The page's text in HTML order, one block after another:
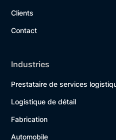
Clients
Contact
Industries
Prestataire de services
Logistique de détail
Fabrication
Automobile